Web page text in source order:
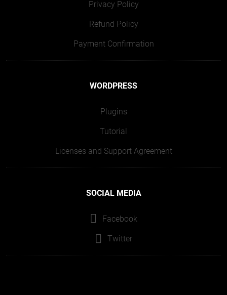
Privacy Policy
Refund Policy
Payment Confirmation
WORDPRESS
Plugins
Tutorial
Licenses and Support Agreement
SOCIAL MEDIA
Facebook
Twitter